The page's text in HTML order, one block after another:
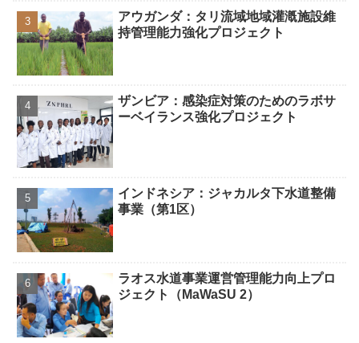
アウガンダ：タリ流域地域灌漑施設維
持管理能力強化プロジェクト
ザンビア：感染症対策のためのラボサ
ーベイランス強化プロジェクト
インドネシア：ジャカルタ下水道整備
事業（第1区）
ラオス水道事業運営管理能力向上プロ
ジェクト（MaWaSU 2）